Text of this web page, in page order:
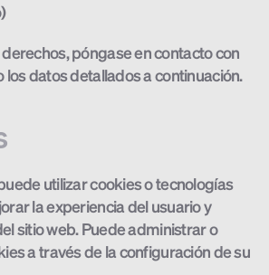
póngase en contacto con
los datos detallados a continuación.
utilizar cookies o tecnologías
la experiencia del usuario y
sitio web. Puede administrar o
a través de la configuración de su